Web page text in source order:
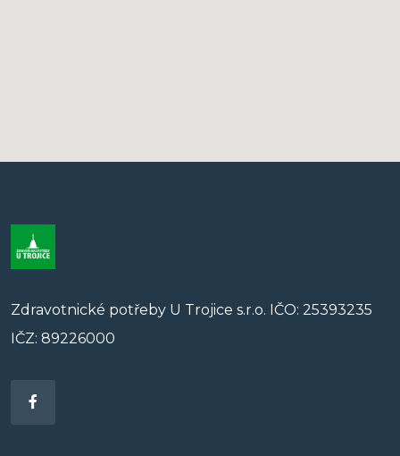
Zdravotnické potřeby U Trojice s.r.o. IČO: 25393235
IČZ: 89226000